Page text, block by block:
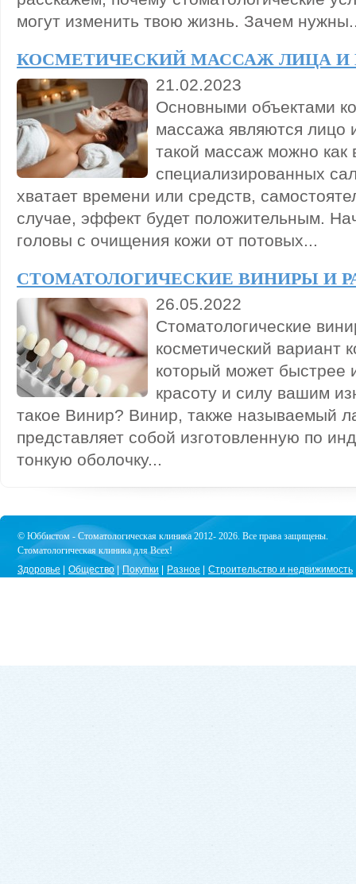
могут изменить твою жизнь. Зачем
КОСМЕТИЧЕСКИЙ МАССАЖ ЛИЦА
21.02.2023
Основными объектами
массажа являются лицо
такой массаж можно как
специализированных
хватает времени или средств,
случае, эффект будет положительным.
головы с очищения кожи от потовых...
СТОМАТОЛОГИЧЕСКИЕ ВИНИРЫ И
26.05.2022
Стоматологические
косметический вариант
который может быстрее
красоту и силу вашим
такое Винир? Винир, также называемый
представляет собой изготовленную по
тонкую оболочку...
© Юббистом - Стоматологическая клиника 2012- 2026. Все права защищены.
Стоматологическая клиника для Всех!
Здоровье
Общество Покупки Разное Строительство и недвижимость